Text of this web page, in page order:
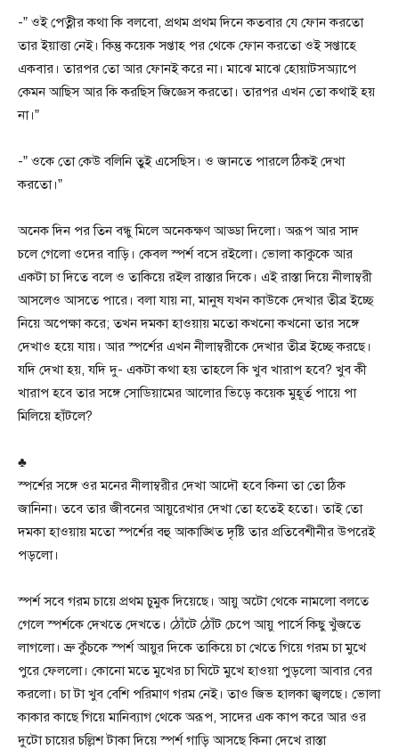
-” ওই পেত্নীর কথা কি বলবো, প্রথম প্রথম দিনে কতবার যে ফোন করতো
তার ইয়াত্তা নেই। কিন্তু কয়েক সপ্তাহ পর থেকে ফোন করতো ওই সপ্তাহে
একবার। তারপর তো আর ফোনই করে না। মাঝে মাঝে হোয়াটসঅ্যাপে
কেমন আছিস আর কি করছিস জিজ্ঞেস করতো। তারপর এখন তো কথাই হয়
না।”
-” ওকে তো কেউ বলিনি তুই এসেছিস। ও জানতে পারলে ঠিকই দেখা
করতো।”
অনেক দিন পর তিন বন্ধু মিলে অনেকক্ষণ আড্ডা দিলো। অরূপ আর সাদ
চলে গেলো ওদের বাড়ি। কেবল স্পর্শ বসে রইলো। ভোলা কাকুকে আর
একটা চা দিতে বলে ও তাকিয়ে রইল রাস্তার দিকে। এই রাস্তা দিয়ে নীলাম্বরী
আসলেও আসতে পারে। বলা যায় না, মানুষ যখন কাউকে দেখার তীব্র ইচ্ছে
নিয়ে অপেক্ষা করে; তখন দমকা হাওয়ায় মতো কখনো কখনো তার সঙ্গে
দেখাও হয়ে যায়। আর স্পর্শের এখন নীলাম্বরীকে দেখার তীব্র ইচ্ছে করছে।
যদি দেখা হয়, যদি দু- একটা কথা হয় তাহলে কি খুব খারাপ হবে? খুব কী
খারাপ হবে তার সঙ্গে সোডিয়ামের আলোর ভিড়ে কয়েক মুহূর্ত পায়ে পা
মিলিয়ে হাঁটলে?
♣
স্পর্শের সঙ্গে ওর মনের নীলাম্বরীর দেখা আদৌ হবে কিনা তা তো ঠিক
জানিনা। তবে তার জীবনের আয়ুরেখার দেখা তো হতেই হতো। তাই তো
দমকা হাওয়ায় মতো স্পর্শের বহু আকাঙ্খিত দৃষ্টি তার প্রতিবেশীনীর উপরেই
পড়লো।
স্পর্শ সবে গরম চায়ে প্রথম চুমুক দিয়েছে। আয়ু অটো থেকে নামলো বলতে
গেলে স্পর্শকে দেখতে দেখতে। ঠোঁটে ঠোঁট চেপে আয়ু পার্সে কিছু খুঁজতে
লাগলো। ভ্রু কুঁচকে স্পর্শ আয়ুর দিকে তাকিয়ে চা খেতে গিয়ে গরম চা মুখে
পুরে ফেললো। কোনো মতে মুখের চা ঘিটে মুখে হাওয়া পুড়লো আবার বের
করলো। চা টা খুব বেশি পরিমাণ গরম নেই। তাও জিভ হালকা জ্বলছে। ভোলা
কাকার কাছে গিয়ে মানিব্যাগ থেকে অরূপ, সাদের এক কাপ করে আর ওর
দুটো চায়ের চল্লিশ টাকা দিয়ে স্পর্শ গাড়ি আসছে কিনা দেখে রাস্তা